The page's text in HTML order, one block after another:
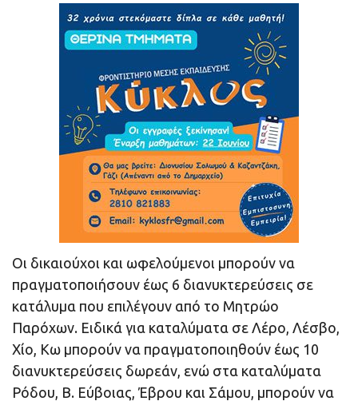
Οι δικαιούχοι και ωφελούμενοι μπορούν να
πραγματοποιήσουν έως 6 διανυκτερεύσεις σε
κατάλυμα που επιλέγουν από το Μητρώο
Παρόχων. Ειδικά για καταλύματα σε Λέρο, Λέσβο,
Χίο, Κω μπορούν να πραγματοποιηθούν έως 10
διανυκτερεύσεις δωρεάν, ενώ στα καταλύματα
Ρόδου, Β. Εύβοιας, Έβρου και Σάμου, μπορούν να